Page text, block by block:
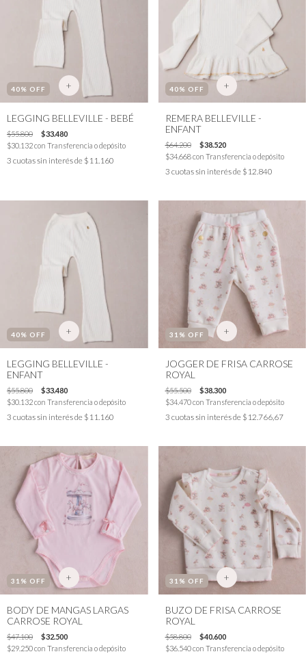
40% OFF +
LEGGING BELLEVILLE - BEBÉ
$55.800
$33.480
$30.132con Transferencia o depósito
3 cuotas sin interés de $11.160
40% OFF +
REMERA BELLEVILLE -
ENFANT
$64.200
$38.520
$34.668con Transferencia o depósito
3 cuotas sin interés de $12.840
40% OFF +
LEGGING BELLEVILLE -
ENFANT
$55.800
$33.480
$30.132con Transferencia o depósito
3 cuotas sin interés de $11.160
31 % OFF +
JOGGER DE FRISA CARROSE
ROYAL
$55.500
$38.300
$34.470con Transferencia o depósito
3 cuotas sin interés de $12.766,67
31 % OFF +
BODY DE MANGAS LARGAS
CARROSE ROYAL
$47.100
$32.500
$29.250con Transferencia o depósito
31 % OFF +
BUZO DE FRISA CARROSE
ROYAL
$58.800
$40.600
$36.540con Transferencia o depósito